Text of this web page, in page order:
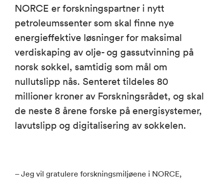
NORCE er forskningspartner i nytt
petroleumssenter som skal finne nye
energieffektive løsninger for maksimal
verdiskaping av olje- og gassutvinning på
norsk sokkel, samtidig som mål om
nullutslipp nås. Senteret tildeles 80
millioner kroner av Forskningsrådet, og skal
de neste 8 årene forske på energisystemer,
lavutslipp og digitalisering av sokkelen.
– Jeg vil gratulere forskningsmiljøene i NORCE,